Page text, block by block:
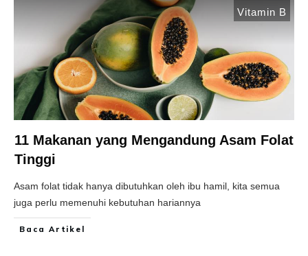
Vitamin B
11 Makanan yang Mengandung Asam Folat
Tinggi
Asam folat tidak hanya dibutuhkan oleh ibu hamil, kita semua
juga perlu memenuhi kebutuhan hariannya
Baca Artikel